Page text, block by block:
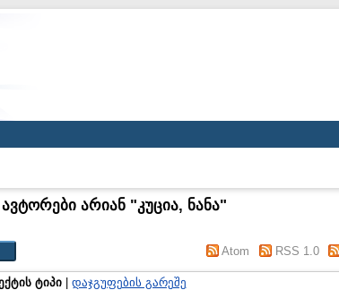
არიან "კუცია, ნანა"
Atom RSS 1.0
ტიპი| დაჯგუფების გარეშე